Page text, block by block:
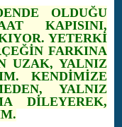
OLDUĞU
KAPISINI,
YETERKİ
FARKINA
UZAK, YALNIZ
KENDİMİZE
YALNIZ
DİLEYEREK,